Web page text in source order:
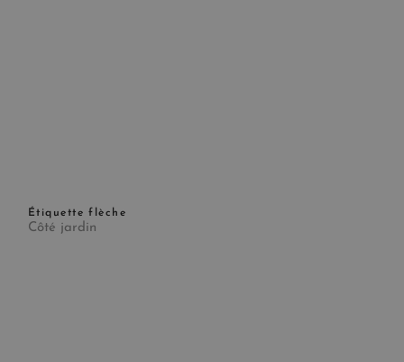
Étiquette flèche
Côté jardin